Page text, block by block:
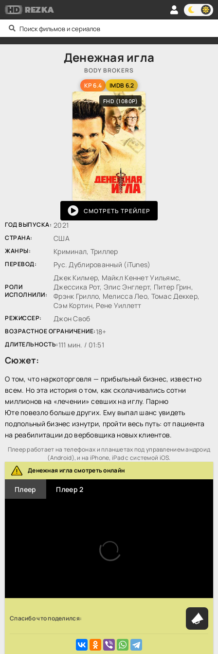
HDREZKA
Денежная игла
BODY BROKERS
KP 6.4
IMDB 6.2
FHD (1080P)
СМОТРЕТЬ ТРЕЙЛЕР
ГОД ВЫПУСКА: 2021
СТРАНА: США
ЖАНРЫ: Криминал, Триллер
ПЕРЕВОД: Рус. Дублированный (iTunes)
РОЛИ
ИСПОЛНИЛИ:
Джек Килмер, Майкл Кеннет Уильямс,
Джессика Рот, Элис Энглерт, Питер Грин,
Фрэнк Грилло, Мелисса Лео, Томас Деккер,
Сэм Кортин, Рене Уиллетт
РЕЖИССЕР: Джон Своб
ВОЗРАСТНОЕ ОГРАНИЧЕНИЕ:18+
ДЛИТЕЛЬНОСТЬ:111 мин. / 01:51
Сюжет:
О том, что наркоторговля — прибыльный бизнес, известно
всем. Но эта история о том, как сколачивались сотни
миллионов на «лечении» севших на иглу. Парню
Юте повезло больше других. Ему выпал шанс увидеть
подпольный бизнес изнутри, пройти весь путь: от пациента
на реабилитации до вербовщика новых клиентов.
Плеер работает на телефонах и планшетах под управлением андроид
(Android), и на iPhone, iPad с системой iOS.
Денежная игла смотреть онлайн
Плеер Плеер 2
Спасибо что поделился: